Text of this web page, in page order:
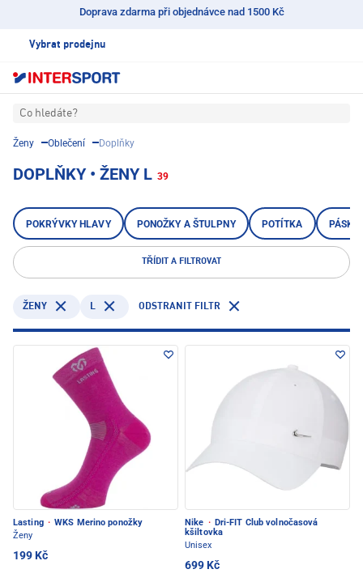
Doprava zdarma při objednávce nad 1500 Kč
Vybrat prodejnu
Co hledáte?
Ženy Oblečení Doplňky
DOPLŇKY • ŽENY L 39
POKRÝVKY HLAVY PONOŽKY A ŠTULPNY POTÍTKA PÁSKY
TŘÍDIT A FILTROVAT
ŽENY L ODSTRANIT FILTR
Lasting · WKS Merino ponožky
Ženy
199 Kč
Nike · Dri-FIT Club volnočasová
kšiltovka
Unisex
699 Kč